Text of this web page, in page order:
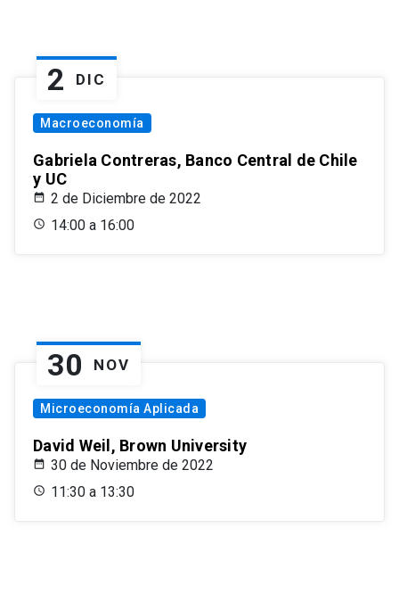
2 DIC
Macroeconomía
Gabriela Contreras, Banco Central de Chile
y UC
2 de Diciembre de 2022
14:00 a 16:00
30 NOV
Microeconomía Aplicada
David Weil, Brown University
30 de Noviembre de 2022
11:30 a 13:30